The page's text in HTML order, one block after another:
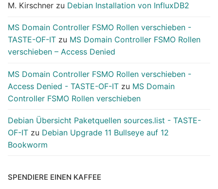
M. Kirschner zu Debian Installation von InfluxDB2
MS Domain Controller FSMO Rollen verschieben -
TASTE-OF-IT zu MS Domain Controller FSMO Rollen
verschieben – Access Denied
MS Domain Controller FSMO Rollen verschieben -
Access Denied - TASTE-OF-IT zu MS Domain
Controller FSMO Rollen verschieben
Debian Übersicht Paketquellen sources.list - TASTE-
OF-IT zu Debian Upgrade 11 Bullseye auf 12
Bookworm
SPENDIERE EINEN KAFFEE